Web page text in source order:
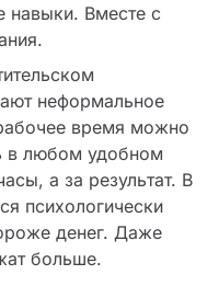
навыки. Вместе с
неформальное
время можно
в любом удобном
а за результат. В
психологически
денег. Даже
больше.